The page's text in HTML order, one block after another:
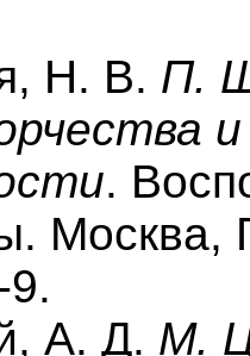
Н. В. П.
.
Москва,
А. Д. М.